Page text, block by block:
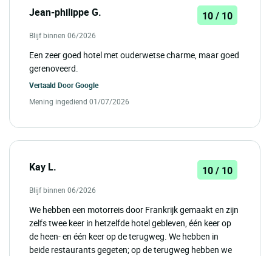
Jean-philippe G. 10 / 10
Blijf binnen 06/2026
Een zeer goed hotel met ouderwetse charme, maar goed
gerenoveerd.
Vertaald DoorGoogle
Mening ingediend 01/07/2026
Kay L. 10 / 10
Blijf binnen 06/2026
We hebben een motorreis door Frankrijk gemaakt en zijn
zelfs twee keer in hetzelfde hotel gebleven, één keer op
de heen- en één keer op de terugweg. We hebben in
beide restaurants gegeten; op de terugweg hebben we